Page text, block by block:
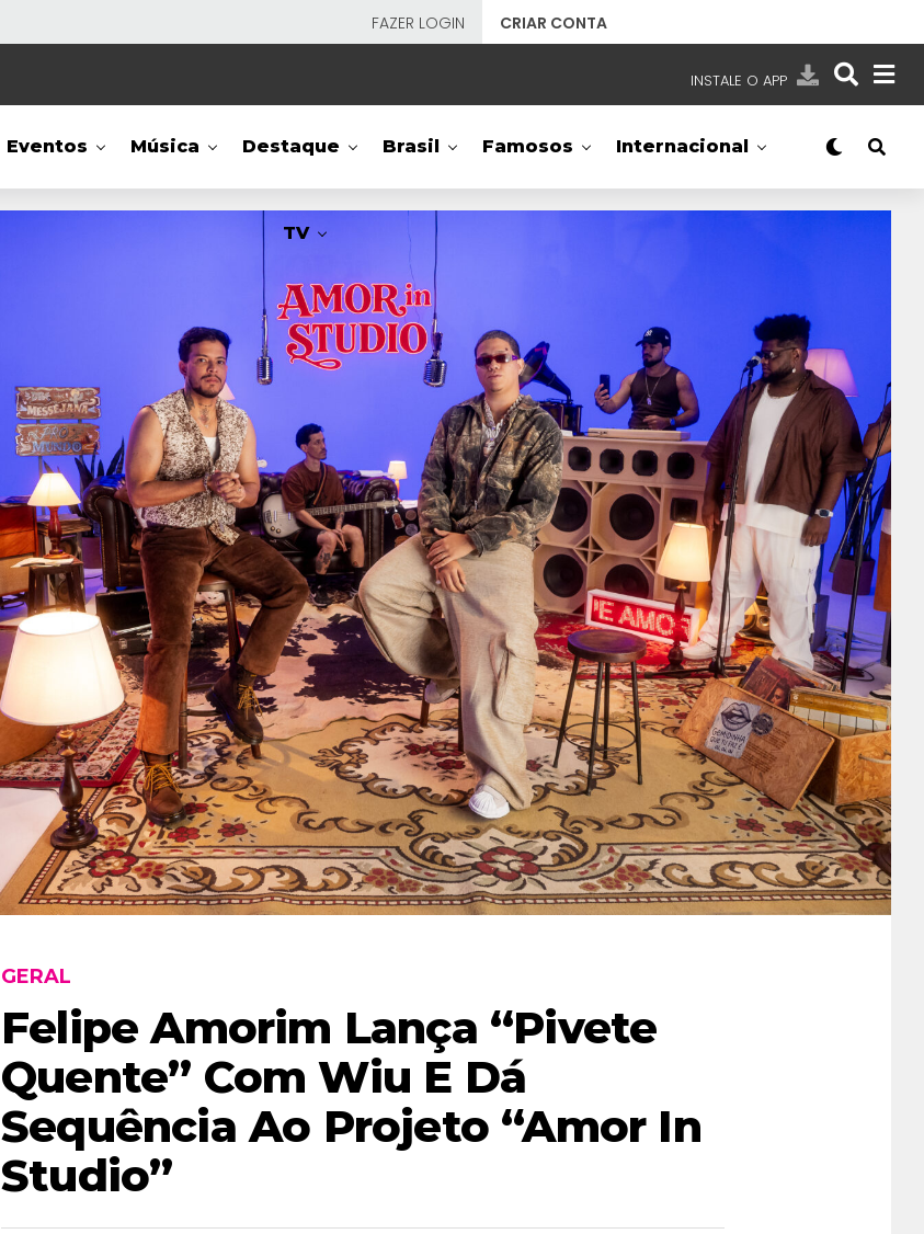
FAZER LOGIN CRIAR CONTA
INSTALE O APP
NOSSAS REDES APP TV SBT
- SISTEMA BRASILEIRO DE TELEVISÃO
Eventos Música Destaque Brasil Famosos Internacional
TV
GERAL
Felipe Amorim Lança “Pivete
Quente” Com Wiu E Dá
Sequência Ao Projeto “Amor In
Studio”